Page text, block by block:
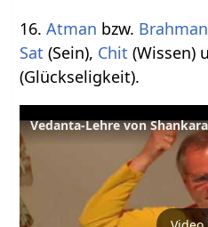
16.Atman bzw. Brahman
Sat (Sein), Chit (Wissen)
(Glückseligkeit).